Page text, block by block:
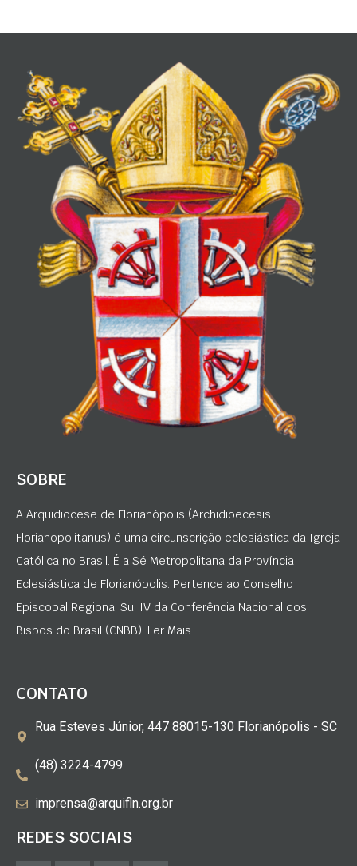
SOBRE
A Arquidiocese de Florianópolis (Archidioecesis
Florianopolitanus) é uma circunscrição eclesiástica da Igreja
Católica no Brasil. É a Sé Metropolitana da Província
Eclesiástica de Florianópolis. Pertence ao Conselho
Episcopal Regional Sul IV da Conferência Nacional dos
Bispos do Brasil (CNBB). Ler Mais
CONTATO
Rua Esteves Júnior, 447 88015-130 Florianópolis - SC
(48) 3224-4799
imprensa@arquifln.org.br
REDES SOCIAIS